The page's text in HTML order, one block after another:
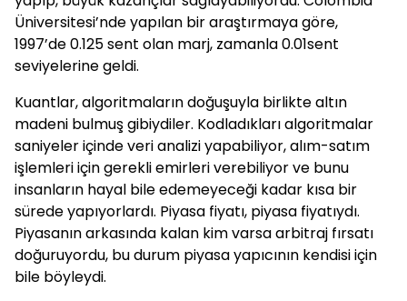
Üniversitesi’nde yapılan bir araştırmaya göre,
1997’de 0.125 sent olan marj, zamanla 0.01sent
seviyelerine geldi.
Kuantlar, algoritmaların doğuşuyla birlikte altın
madeni bulmuş gibiydiler. Kodladıkları algoritmalar
saniyeler içinde veri analizi yapabiliyor, alım-satım
işlemleri için gerekli emirleri verebiliyor ve bunu
insanların hayal bile edemeyeceği kadar kısa bir
sürede yapıyorlardı. Piyasa fiyatı, piyasa fiyatıydı.
Piyasanın arkasında kalan kim varsa arbitraj fırsatı
doğuruyordu, bu durum piyasa yapıcının kendisi için
bile böyleydi.